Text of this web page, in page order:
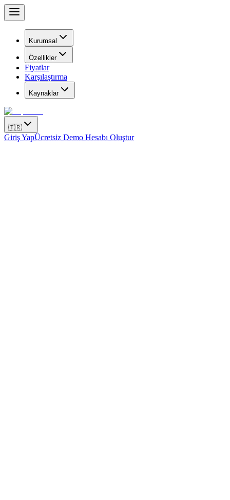
Kurumsal
Özellikler
Fiyatlar
Karşılaştırma
Kaynaklar
🇹🇷
Giriş YapÜcretsiz Demo Hesabı Oluştur